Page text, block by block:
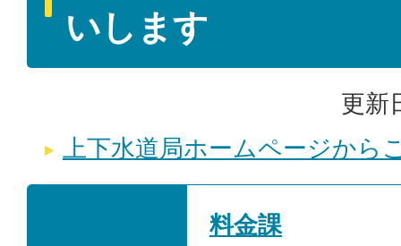
いします
更新
上下水道局ホームページから
料金課